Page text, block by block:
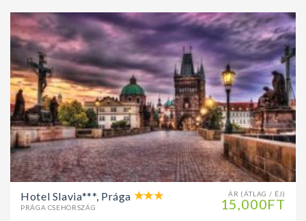
ÁR (ÁTLAG / ÉJ)
15,000FT
Hotel Slavia***, Prága
PRÁGA CSEHORSZÁG